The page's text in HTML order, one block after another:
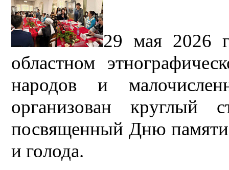
29 мая 2026
областном
народов и
организован круглый
посвященный Дню памяти
и голода.